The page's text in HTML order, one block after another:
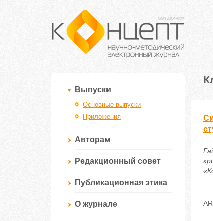
Выпуски
Основные выпуски
Приложения
Авторам
Редакционный совет
Публикационная этика
О журнале